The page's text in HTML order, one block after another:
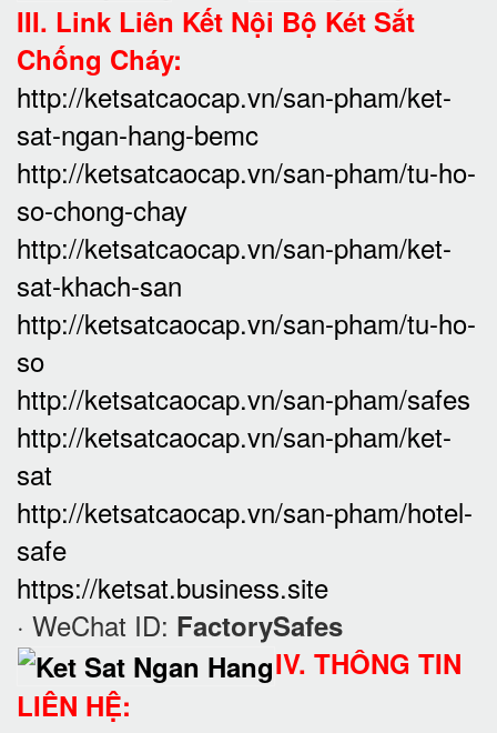
III. Link Liên Kết Nội Bộ Két Sắt
Chống Cháy:
http://ketsatcaocap.vn/san-pham/ket-
sat-ngan-hang-bemc
http://ketsatcaocap.vn/san-pham/tu-ho-
so-chong-chay
http://ketsatcaocap.vn/san-pham/ket-
sat-khach-san
http://ketsatcaocap.vn/san-pham/tu-ho-
so
http://ketsatcaocap.vn/san-pham/safes
http://ketsatcaocap.vn/san-pham/ket-
sat
http://ketsatcaocap.vn/san-pham/hotel-
safe
https://ketsat.business.site
· WeChat ID: FactorySafes
IV. THÔNG TIN
LIÊN HỆ: